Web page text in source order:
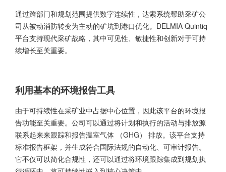
通过跨部门和规划范围提供数字连续性，达索系统帮助采矿公
司从被动消防转变为主动的矿坑到港口优化。DELMIA Quintiq
平台支持现代采矿战略，其中可见性、敏捷性和创新对于可持
续增长至关重要。
利用基本的环境报告工具
由于可持续性在采矿业中占据中心位置，因此该平台的环境报
告功能至关重要。公司可以通过将计划和执行的活动与排放源
联系起来来跟踪和报告温室气体 （GHG） 排放。该平台支持
标准报告框架，并生成符合国际法规的自动化、可审计报告。
它不仅可以简化合规性，还可以通过将环境跟踪集成到规划执